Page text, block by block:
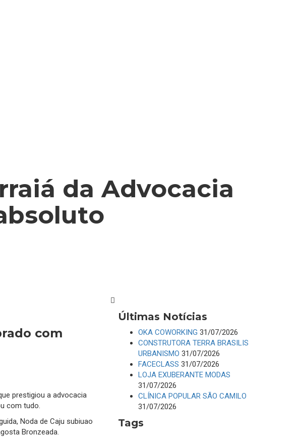
da Advocacia
com
prestigiou a advocacia
com tudo.
Noda de Caju subiuao
Bronzeada.
Últimas Notícias
OKA COWORKING 31/07/2026
CONSTRUTORA TERRA BRASILIS
URBANISMO 31/07/2026
FACECLASS 31/07/2026
LOJA EXUBERANTE MODAS
31/07/2026
CLÍNICA POPULAR SÃO CAMILO
31/07/2026
Tags